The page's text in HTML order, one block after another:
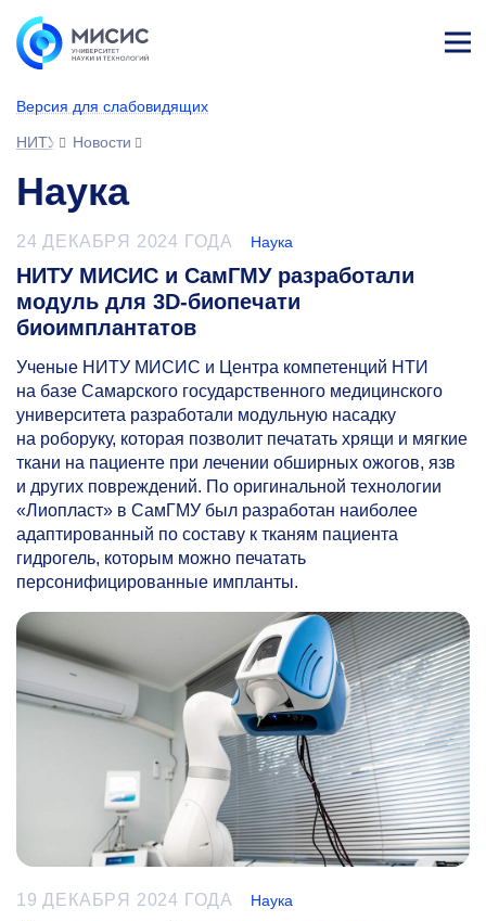
Версия для слабовидящих
НИТУ МИСИС
Новости
Наука
24 ДЕКАБРЯ 2024 ГОДА Наука
НИТУ МИСИС и СамГМУ разработали
модуль для 3D-биопечати
биоимплантатов
Ученые НИТУ МИСИС и Центра компетенций НТИ
на базе Самарского государственного медицинского
университета разработали модульную насадку
на роборуку, которая позволит печатать хрящи и мягкие
ткани на пациенте при лечении обширных ожогов, язв
и других повреждений. По оригинальной технологии
«Лиопласт» в СамГМУ был разработан наиболее
адаптированный по составу к тканям пациента
гидрогель, которым можно печатать
персонифицированные импланты.
19 ДЕКАБРЯ 2024 ГОДА Наука